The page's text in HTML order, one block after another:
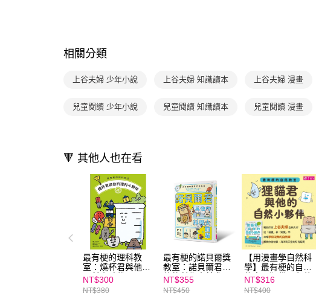
相關分類
上谷夫婦 少年小說 上谷夫婦 知識讀本 上谷夫婦 漫畫
兒童閱讀 少年小說 兒童閱讀 知識讀本 兒童閱讀 漫畫
🔻 其他人也在看
最有梗的理科教
室：燒杯君與他的
理科小夥伴
NT$300
NT$380
最有梗的諾貝爾獎
教室：諾貝爾君與
他的科學大前輩：
自然科學篇
NT$355
NT$450
【用漫畫學自然科
學】最有梗的自然
教室：狸貓君與他
的自然小夥伴
NT$316
NT$400